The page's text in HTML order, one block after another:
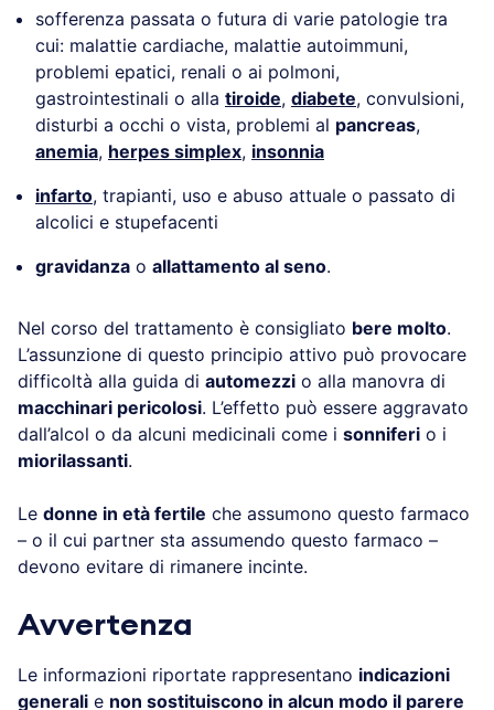
sofferenza passata o futura di varie patologie tra
cui: malattie cardiache, malattie autoimmuni,
problemi epatici, renali o ai polmoni,
gastrointestinali o alla tiroide, diabete, convulsioni,
disturbi a occhi o vista, problemi al pancreas,
anemia, herpes simplex, insonnia
infarto, trapianti, uso e abuso attuale o passato di
alcolici e stupefacenti
gravidanza o allattamento al seno.
Nel corso del trattamento è consigliato bere molto.
L’assunzione di questo principio attivo può provocare
difficoltà alla guida di automezzi o alla manovra di
macchinari pericolosi. L’effetto può essere aggravato
dall’alcol o da alcuni medicinali come i sonniferi o i
miorilassanti.
Le donne in età fertile che assumono questo farmaco
– o il cui partner sta assumendo questo farmaco –
devono evitare di rimanere incinte.
Avvertenza
Le informazioni riportate rappresentano indicazioni
generali e non sostituiscono in alcun modo il parere